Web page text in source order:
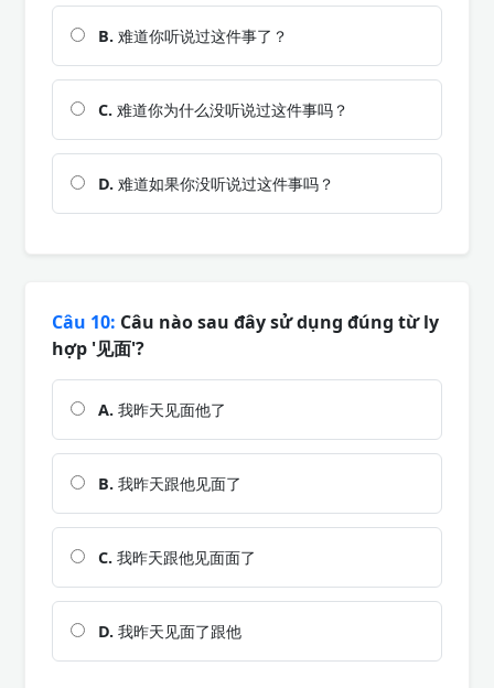
B. 难道你听说过这件事了？
C. 难道你为什么没听说过这件事吗？
D. 难道如果你没听说过这件事吗？
Câu 10: Câu nào sau đây sử dụng đúng từ ly
hợp '见面'?
A. 我昨天见面他了
B. 我昨天跟他见面了
C. 我昨天跟他见面面了
D. 我昨天见面了跟他